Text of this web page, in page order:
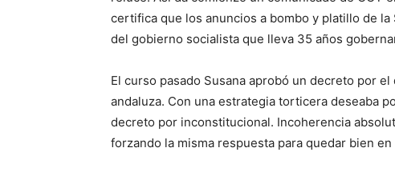
certifica que los anuncios a bombo y platillo de
del gobierno socialista que lleva 35 años
El curso pasado Susana aprobó un decreto por
andaluza. Con una estrategia torticera deseaba
decreto por inconstitucional. Incoherencia
forzando la misma respuesta para quedar bien en